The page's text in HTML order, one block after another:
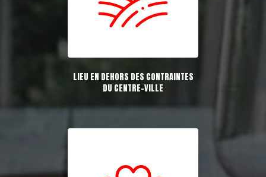
LIEU EN DEHORS DES CONTRAINTES
DU CENTRE-VILLE